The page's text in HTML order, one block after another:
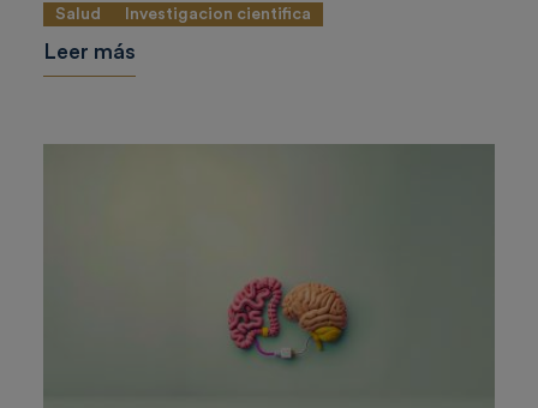
Salud Investigacion cientifica
Leer más